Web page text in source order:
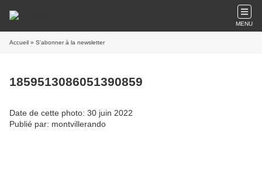
MENU
Accueil » S'abonner à la newsletter
1859513086051390859
Date de cette photo: 30 juin 2022
Publié par: montvillerando